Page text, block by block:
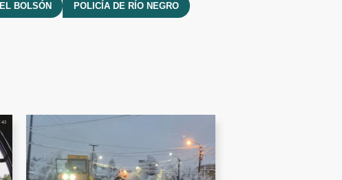
EL BOLSÓN POLICÍA DE RÍO NEGRO